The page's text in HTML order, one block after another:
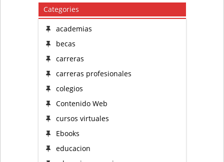
Categories
academias
becas
carreras
carreras profesionales
colegios
Contenido Web
cursos virtuales
Ebooks
educacion